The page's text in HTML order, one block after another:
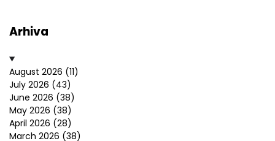
Arhiva
August 2026 (11)
July 2026 (43)
June 2026 (38)
May 2026 (38)
April 2026 (28)
March 2026 (38)